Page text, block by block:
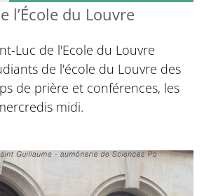
l’École du Louvre
Luc de l'Ecole du Louvre
de l'école du Louvre des
de prière et conférences, les
midi.